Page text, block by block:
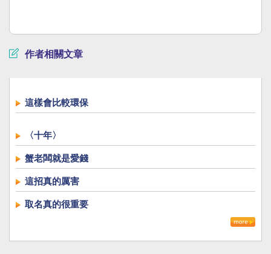
作者相關文章
這樣會比較環保
〈十年〉
蟹老闆就是愛錢
這招真的厲害
取名真的很重要